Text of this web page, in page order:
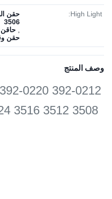
High Light:
حقن
3506
حاقن
حقن
وصف المنتج